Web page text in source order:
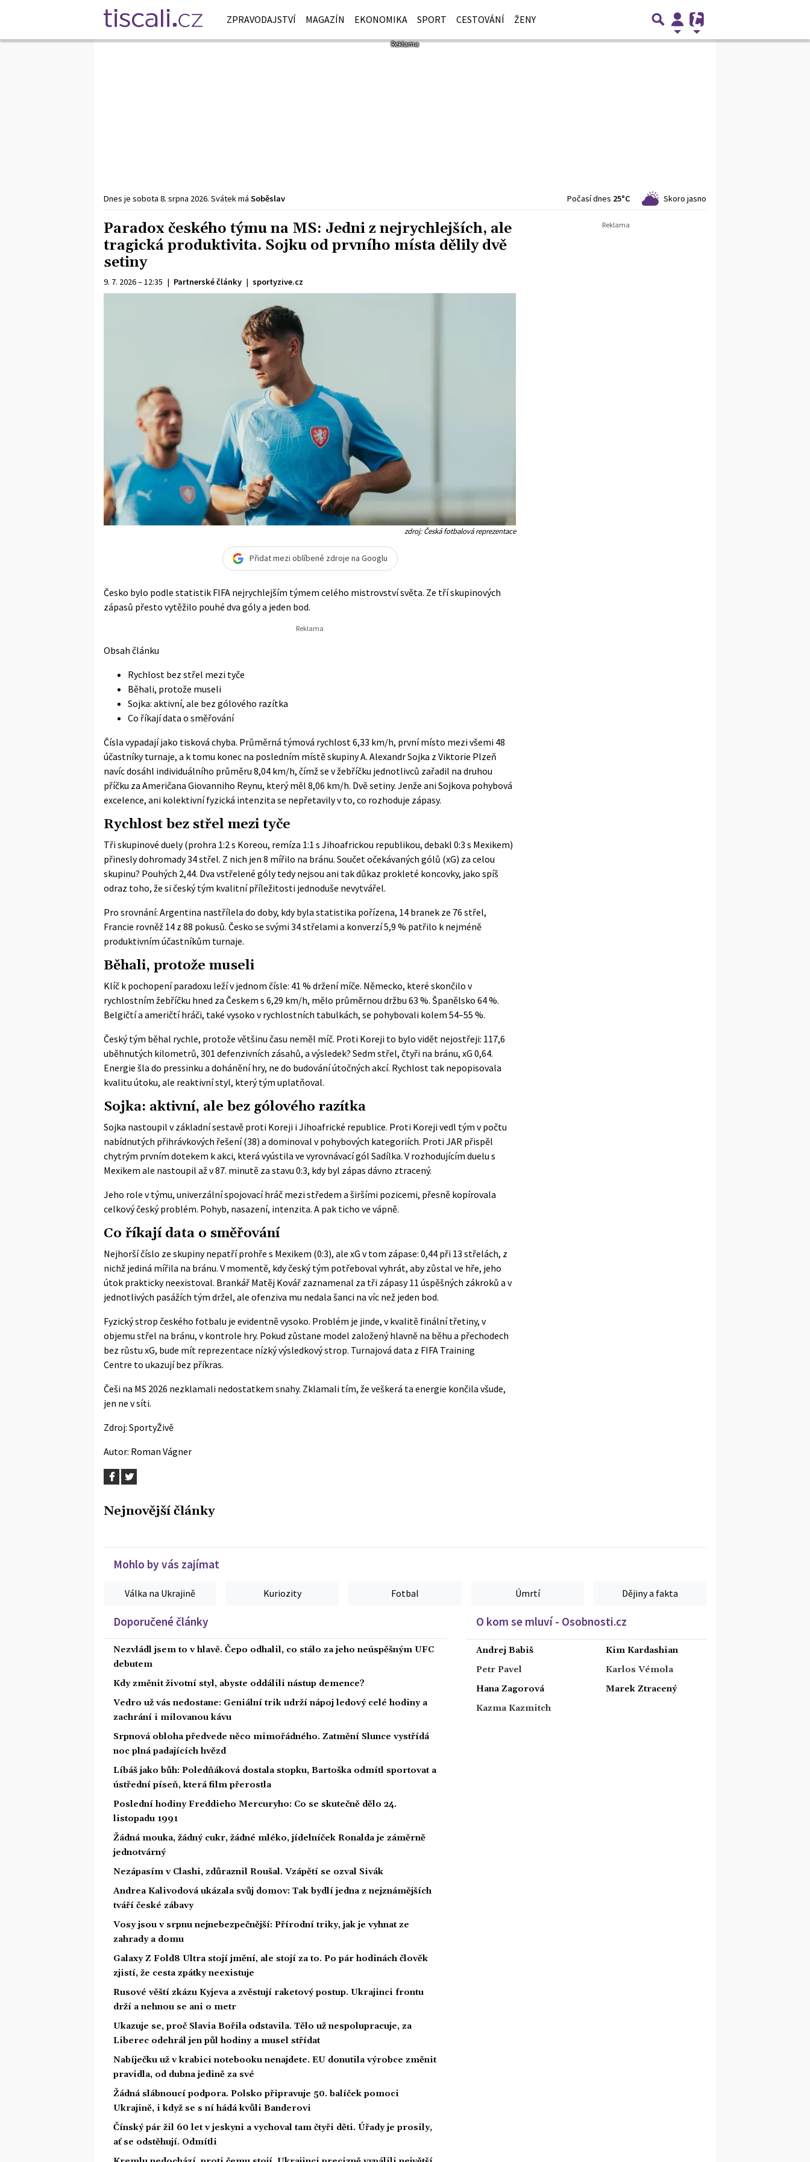
ZPRAVODAJSTVÍ MAGAZÍN EKONOMIKA SPORT CESTOVÁNÍ ŽENY
Dnes je sobota 8. srpna 2026. Svátek má Soběslav Počasí dnes 25°C Skoro jasno
Paradox českého týmu na MS: Jedni z nejrychlejších, ale
tragická produktivita. Sojku od prvního místa dělily dvě
setiny
9. 7. 2026 – 12:35 | Partnerské články | sportyzive.cz
zdroj: Česká fotbalová reprezentace
Přidat mezi oblíbené zdroje na Googlu
Česko bylo podle statistik FIFA nejrychlejším týmem celého mistrovství světa. Ze tří skupinových
zápasů přesto vytěžilo pouhé dva góly a jeden bod.
Obsah článku
Rychlost bez střel mezi tyče
Běhali, protože museli
Sojka: aktivní, ale bez gólového razítka
Co říkají data o směřování
Čísla vypadají jako tisková chyba. Průměrná týmová rychlost 6,33 km/h, první místo mezi všemi 48
účastníky turnaje, a k tomu konec na posledním místě skupiny A. Alexandr Sojka z Viktorie Plzeň
navíc dosáhl individuálního průměru 8,04 km/h, čímž se v žebříčku jednotlivců zařadil na druhou
příčku za Američana Giovanniho Reynu, který měl 8,06 km/h. Dvě setiny. Jenže ani Sojkova pohybová
excelence, ani kolektivní fyzická intenzita se nepřetavily v to, co rozhoduje zápasy.
Rychlost bez střel mezi tyče
Tři skupinové duely (prohra 1:2 s Koreou, remíza 1:1 s Jihoafrickou republikou, debakl 0:3 s Mexikem)
přinesly dohromady 34 střel. Z nich jen 8 mířilo na bránu. Součet očekávaných gólů (xG) za celou
skupinu? Pouhých 2,44. Dva vstřelené góly tedy nejsou ani tak důkaz prokleté koncovky, jako spíš
odraz toho, že si český tým kvalitní příležitosti jednoduše nevytvářel.
Pro srovnání: Argentina nastřílela do doby, kdy byla statistika pořízena, 14 branek ze 76 střel,
Francie rovněž 14 z 88 pokusů. Česko se svými 34 střelami a konverzí 5,9 % patřilo k nejméně
produktivním účastníkům turnaje.
Běhali, protože museli
Klíč k pochopení paradoxu leží v jednom čísle: 41 % držení míče. Německo, které skončilo v
rychlostním žebříčku hned za Českem s 6,29 km/h, mělo průměrnou držbu 63 %. Španělsko 64 %.
Belgičtí a američtí hráči, také vysoko v rychlostních tabulkách, se pohybovali kolem 54–55 %.
Český tým běhal rychle, protože většinu času neměl míč. Proti Koreji to bylo vidět nejostřeji: 117,6
uběhnutých kilometrů, 301 defenzivních zásahů, a výsledek? Sedm střel, čtyři na bránu, xG 0,64.
Energie šla do pressinku a dohánění hry, ne do budování útočných akcí. Rychlost tak nepopisovala
kvalitu útoku, ale reaktivní styl, který tým uplatňoval.
Sojka: aktivní, ale bez gólového razítka
Sojka nastoupil v základní sestavě proti Koreji i Jihoafrické republice. Proti Koreji vedl tým v počtu
nabídnutých přihrávkových řešení (38) a dominoval v pohybových kategoriích. Proti JAR přispěl
chytrým prvním dotekem k akci, která vyústila ve vyrovnávací gól Sadílka. V rozhodujícím duelu s
Mexikem ale nastoupil až v 87. minutě za stavu 0:3, kdy byl zápas dávno ztracený.
Jeho role v týmu, univerzální spojovací hráč mezi středem a širšími pozicemi, přesně kopírovala
celkový český problém. Pohyb, nasazení, intenzita. A pak ticho ve vápně.
Co říkají data o směřování
Nejhorší číslo ze skupiny nepatří prohře s Mexikem (0:3), ale xG v tom zápase: 0,44 při 13 střelách, z
nichž jediná mířila na bránu. V momentě, kdy český tým potřeboval vyhrát, aby zůstal ve hře, jeho
útok prakticky neexistoval. Brankář Matěj Kovář zaznamenal za tři zápasy 11 úspěšných zákroků a v
jednotlivých pasážích tým držel, ale ofenziva mu nedala šanci na víc než jeden bod.
Fyzický strop českého fotbalu je evidentně vysoko. Problém je jinde, v kvalitě finální třetiny, v
objemu střel na bránu, v kontrole hry. Pokud zůstane model založený hlavně na běhu a přechodech
bez růstu xG, bude mít reprezentace nízký výsledkový strop. Turnajová data z FIFA Training
Centre to ukazují bez příkras.
Češi na MS 2026 nezklamali nedostatkem snahy. Zklamali tím, že veškerá ta energie končila všude,
jen ne v síti.
Zdroj: SportyŽivě
Autor: Roman Vágner
Nejnovější články
Mohlo by vás zajímat
Válka na Ukrajině Kuriozity Fotbal Úmrtí Dějiny a fakta
Doporučené články
Nezvládl jsem to v hlavě. Čepo odhalil, co stálo za jeho neúspěšným UFC
debutem
Kdy změnit životní styl, abyste oddálili nástup demence?
Vedro už vás nedostane: Geniální trik udrží nápoj ledový celé hodiny a
zachrání i milovanou kávu
Srpnová obloha předvede něco mimořádného. Zatmění Slunce vystřídá
noc plná padajících hvězd
Líbáš jako bůh: Poledňáková dostala stopku, Bartoška odmítl sportovat a
ústřední píseň, která film přerostla
Poslední hodiny Freddieho Mercuryho: Co se skutečně dělo 24.
listopadu 1991
Žádná mouka, žádný cukr, žádné mléko, jídelníček Ronalda je záměrně
jednotvárný
Nezápasím v Clashi, zdůraznil Roušal. Vzápětí se ozval Sivák
Andrea Kalivodová ukázala svůj domov: Tak bydlí jedna z nejznámějších
tváří české zábavy
Vosy jsou v srpnu nejnebezpečnější: Přírodní triky, jak je vyhnat ze
zahrady a domu
Galaxy Z Fold8 Ultra stojí jmění, ale stojí za to. Po pár hodinách člověk
zjistí, že cesta zpátky neexistuje
Rusové věští zkázu Kyjeva a zvěstují raketový postup. Ukrajinci frontu
drží a nehnou se ani o metr
Ukazuje se, proč Slavia Bořila odstavila. Tělo už nespolupracuje, za
Liberec odehrál jen půl hodiny a musel střídat
Nabíječku už v krabici notebooku nenajdete. EU donutila výrobce změnit
pravidla, od dubna jedině za své
Žádná slábnoucí podpora. Polsko připravuje 50. balíček pomoci
Ukrajině, i když se s ní hádá kvůli Banderovi
Čínský pár žil 60 let v jeskyni a vychoval tam čtyři děti. Úřady je prosily,
ať se odstěhují. Odmítli
O kom se mluví - Osobnosti.cz
Andrej Babiš
Petr Pavel
Hana Zagorová
Kazma Kazmitch
Kim Kardashian
Karlos Vémola
Marek Ztracený